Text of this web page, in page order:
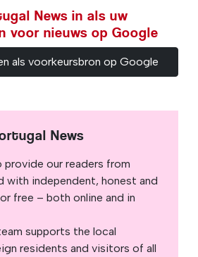
News in als uw
voor nieuws op Google
als voorkeursbron op Google
News
provide our readers from
with independent, honest and
free – both online and in
supports the local
residents and visitors of all